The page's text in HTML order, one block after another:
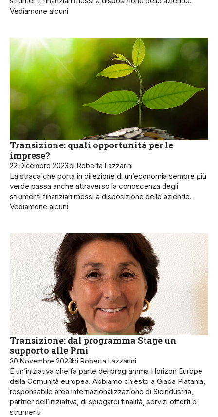
Vediamone alcuni
Transizione: quali opportunità per le
imprese?
22 Dicembre 2023di Roberta Lazzarini
La strada che porta in direzione di un’economia sempre più
verde passa anche attraverso la conoscenza degli
strumenti finanziari messi a disposizione delle aziende.
Vediamone alcuni
Transizione: dal programma Stage un
supporto alle Pmi
30 Novembre 2023di Roberta Lazzarini
È un’iniziativa che fa parte del programma Horizon Europe
della Comunità europea. Abbiamo chiesto a Giada Platania,
responsabile area internazionalizzazione di Sicindustria,
partner dell’iniziativa, di spiegarci finalità, servizi offerti e
strumenti